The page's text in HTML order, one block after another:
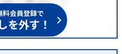
料会員登録で
を外す！